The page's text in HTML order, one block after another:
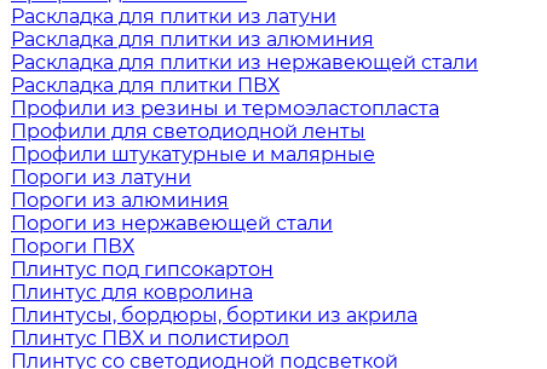
Раскладка для плитки из латуни
Раскладка для плитки из алюминия
Раскладка для плитки из нержавеющей стали
Раскладка для плитки ПВХ
Профили из резины и термоэластопласта
Профили для светодиодной ленты
Профили штукатурные и малярные
Пороги из латуни
Пороги из алюминия
Пороги из нержавеющей стали
Пороги ПВХ
Плинтус под гипсокартон
Плинтус для ковролина
Плинтусы, бордюры, бортики из акрила
Плинтус ПВХ и полистирол
Плинтус со светодиодной подсветкой